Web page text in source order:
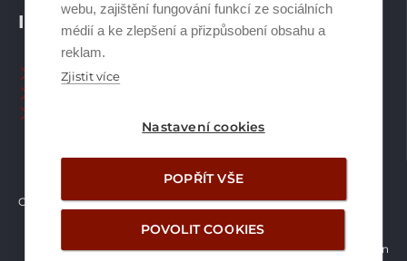
webu, zajištění fungování funkcí ze sociálních
médií a ke zlepšení a přizpůsobení obsahu a
reklam.
Zjistit více
Nastavení cookies
POPŘÍT VŠE
POVOLIT COOKIES
INFORMACE
Naši pracovníci CZ
Copyright © Brilon a.s. 2026
Vytvořilo studio Žalud Design